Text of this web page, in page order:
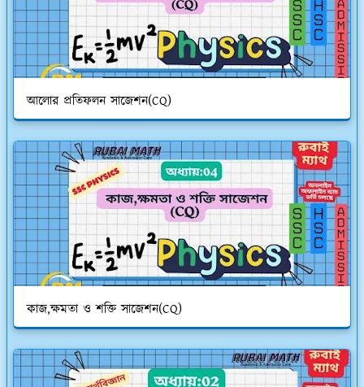
আলোর প্রতিফলন সাজেশন(CQ)
কাজ,ক্ষমতা ও শক্তি সাজেশন(CQ)